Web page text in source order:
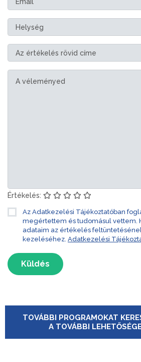
Értékelés:
Az Adatkezelési Tájékoztatóban
megértettem és tudomásul vettem.
adataim az értékelés
kezeléséhez. Adatkezelési
Küldés
TOVÁBBI PROGRAMOKAT
A TOVÁBBI